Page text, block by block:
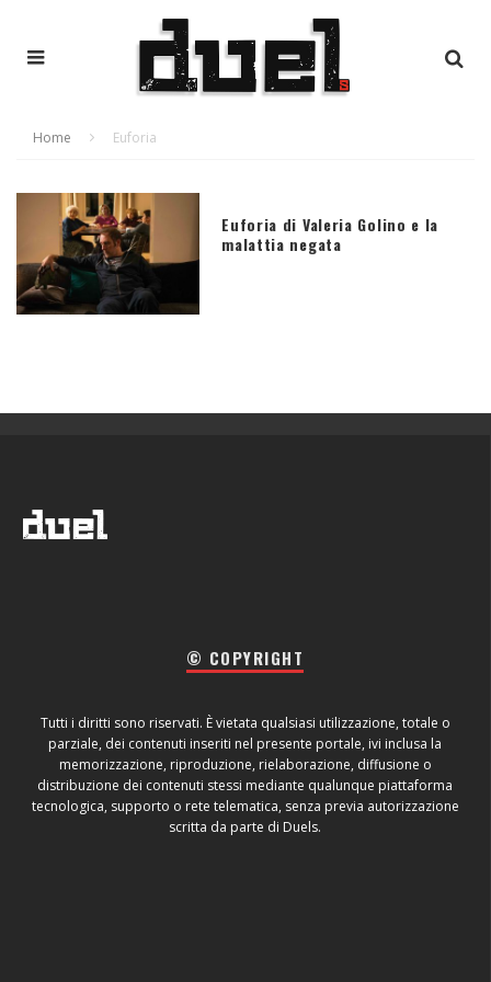
Home Euforia
Euforia di Valeria Golino e la
malattia negata
© COPYRIGHT
Tutti i diritti sono riservati. È vietata qualsiasi utilizzazione, totale o
parziale, dei contenuti inseriti nel presente portale, ivi inclusa la
memorizzazione, riproduzione, rielaborazione, diffusione o
distribuzione dei contenuti stessi mediante qualunque piattaforma
tecnologica, supporto o rete telematica, senza previa autorizzazione
scritta da parte di Duels.